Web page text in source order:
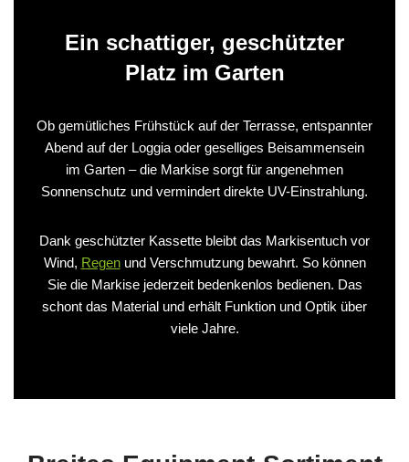
Ein schattiger, geschützter
Platz im Garten
Ob gemütliches Frühstück auf der Terrasse, entspannter
Abend auf der Loggia oder geselliges Beisammensein
im Garten – die Markise sorgt für angenehmen
Sonnenschutz und vermindert direkte UV-Einstrahlung.
Dank geschützter Kassette bleibt das Markisentuch vor
Wind, Regenund Verschmutzung bewahrt. So können
Sie die Markise jederzeit bedenkenlos bedienen. Das
schont das Material und erhält Funktion und Optik über
viele Jahre.